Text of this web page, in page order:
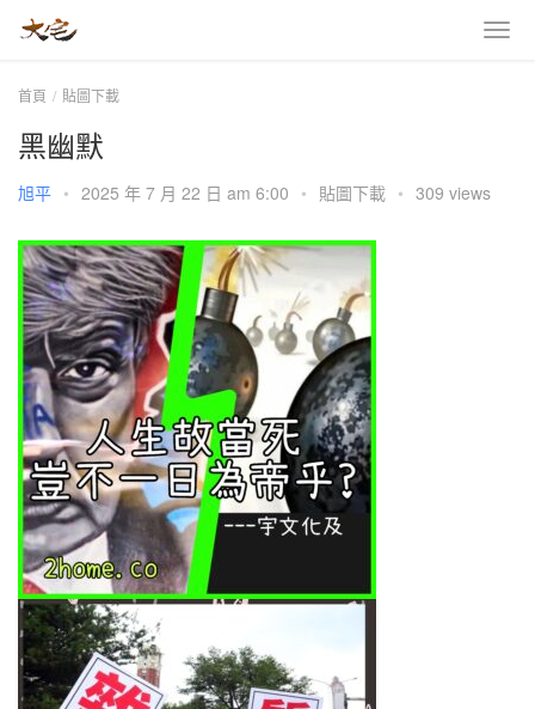
首頁 貼圖下載
黑幽默
旭平 • 2025 年 7 月 22 日 am 6:00 • 貼圖下載 • 309 views